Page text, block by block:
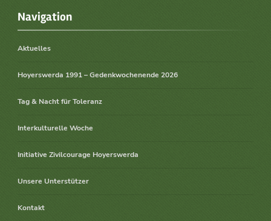
Navigation
Aktuelles
Hoyerswerda 1991 – Gedenkwochenende 2026
Tag & Nacht für Toleranz
Interkulturelle Woche
Initiative Zivilcourage Hoyerswerda
Unsere Unterstützer
Kontakt